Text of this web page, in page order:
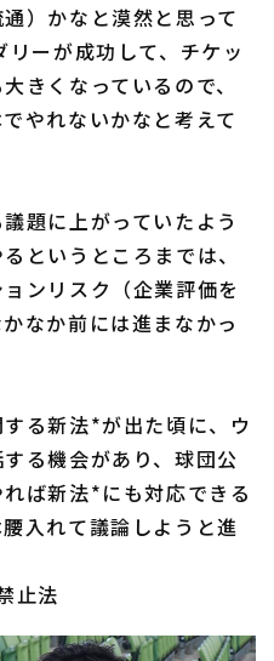
）かなと漠然と思って
ーが成功して、チケッ
きくなっているので、
やれないかなと考えて
題に上がっていたよう
というところまでは、
ンリスク（企業評価を
なか前には進まなかっ
る新法*が出た頃に、ウ
る機会があり、球団公
ば新法*にも対応できる
入れて議論しようと進
止法